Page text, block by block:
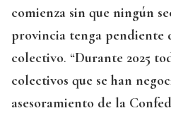
comienza sin que ningún
provincia tenga pendiente
colectivo. “Durante 2025
colectivos que se han
asesoramiento de la